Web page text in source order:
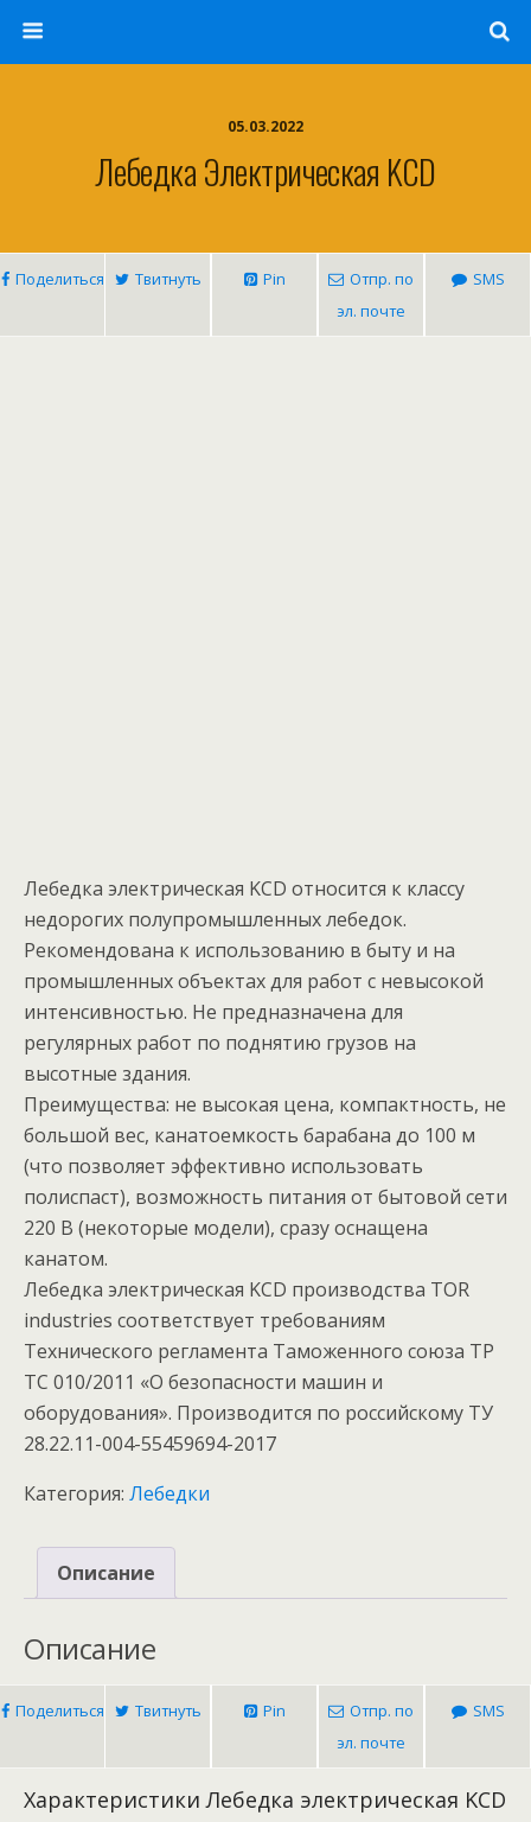
05.03.2022
Лебедка Электрическая KCD
Поделиться Твитнуть Pin
Отпр. по
эл. почте
SMS
Лебедка электрическая KCD относится к классу
недорогих полупромышленных лебедок.
Рекомендована к использованию в быту и на
промышленных объектах для работ с невысокой
интенсивностью. Не предназначена для
регулярных работ по поднятию грузов на
высотные здания.
Преимущества: не высокая цена, компактность, не
большой вес, канатоемкость барабана до 100 м
(что позволяет эффективно использовать
полиспаст), возможность питания от бытовой сети
220 В (некоторые модели), сразу оснащена
канатом.
Лебедка электрическая KCD производства TOR
industries соответствует требованиям
Технического регламента Таможенного союза ТР
ТС 010/2011 «О безопасности машин и
оборудования». Производится по российскому ТУ
28.22.11-004-55459694-2017
Категория: Лебедки
Описание
Описание
Поделиться Твитнуть Pin
Отпр. по
эл. почте
SMS
ХарактеристикиЛебедка электрическая KCD